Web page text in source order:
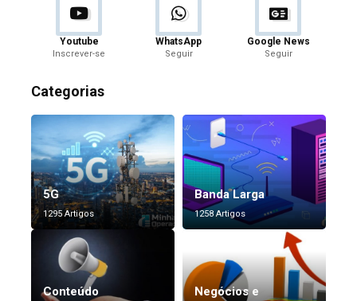
Youtube
Inscrever-se
WhatsApp
Seguir
Google News
Seguir
Categorias
5G
1295 Artigos
Banda Larga
1258 Artigos
Conteúdo
Negócios e